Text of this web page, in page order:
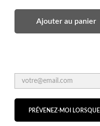
Ajouter au panier
PRÉVENEZ-MOI